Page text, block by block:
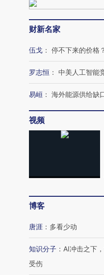
财新名家
伍戈 ： 停不下来的价格
罗志恒 ： 中美人工智能
易峘 ： 海外能源供给缺
视频
博客
唐涯 ： 多看少动
知识分子 ： AI冲击之下
受伤